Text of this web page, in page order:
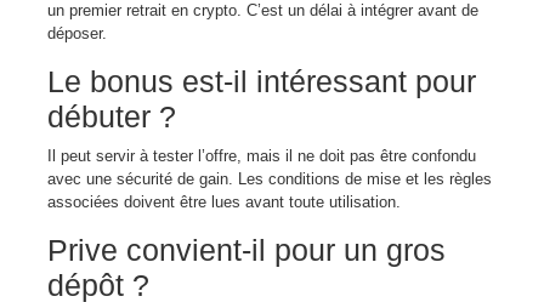
un premier retrait en crypto. C’est un délai à intégrer avant de
déposer.
Le bonus est-il intéressant pour
débuter ?
Il peut servir à tester l’offre, mais il ne doit pas être confondu
avec une sécurité de gain. Les conditions de mise et les règles
associées doivent être lues avant toute utilisation.
Prive convient-il pour un gros
dépôt ?